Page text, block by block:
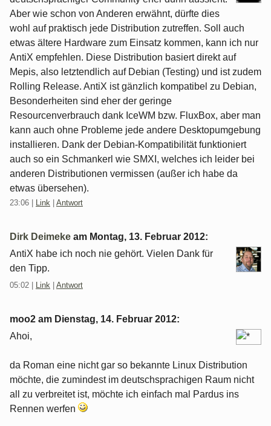
Aber wie schon von Anderen erwähnt, dürfte dies
wohl auf praktisch jede Distribution zutreffen. Soll auch
etwas ältere Hardware zum Einsatz kommen, kann ich nur
AntiX empfehlen. Diese Distribution basiert direkt auf
Mepis, also letztendlich auf Debian (Testing) und ist zudem
Rolling Release. AntiX ist gänzlich kompatibel zu Debian,
Besonderheiten sind eher der geringe
Resourcenverbrauch dank IceWM bzw. FluxBox, aber man
kann auch ohne Probleme jede andere Desktopumgebung
installieren. Dank der Debian-Kompatibilität funktioniert
auch so ein Schmankerl wie SMXI, welches ich leider bei
anderen Distributionen vermissen (außer ich habe da
etwas übersehen).
23:06 Link Antwort
Dirk Deimeke am Montag, 13. Februar 2012:
AntiX habe ich noch nie gehört. Vielen Dank für
den Tipp.
05:02 Link Antwort
moo2 am Dienstag, 14. Februar 2012:
Ahoi,
da Roman eine nicht gar so bekannte Linux Distribution
möchte, die zumindest im deutschsprachigen Raum nicht
all zu verbreitet ist, möchte ich einfach mal Pardus ins
Rennen werfen